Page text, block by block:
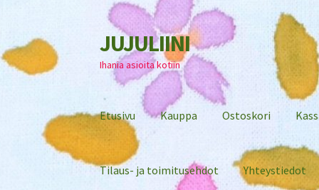
Siirry
navigointiin
Siirry
sisältöön
JUJULIINI
Ihania asioita kotiin
Etusivu Kauppa Ostoskori
Tilaus- ja toimitusehdot Yhteystiedot